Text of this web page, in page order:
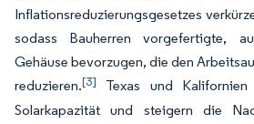
Inflationsreduzierungsgesetzes
sodass Bauherren vorgefertigte,
Gehäuse bevorzugen, die den
reduzieren.[3]
Texas und
Solarkapazität und steigern die